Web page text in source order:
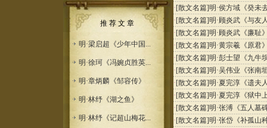
推 荐 文 章
明·梁启超《少年中国...
明·徐珂《冯婉贞胜英...
明·章炳麟《邹容传》
明·林纾《湖之鱼》
明·林纾《记超山梅花...
·[散文名篇]明·侯方域《癸未
·[散文名篇]明·顾炎武《与友
·[散文名篇]明·顾炎武《廉耻
·[散文名篇]明·黄宗羲《原君
·[散文名篇]明·彭士望《九牛
·[散文名篇]明·吴伟业《张南
·[散文名篇]明·夏完淳《遗夫
·[散文名篇]明·夏完淳《狱中
·[散文名篇]明·张溥《五人墓
·[散文名篇]明·张岱《补孤山